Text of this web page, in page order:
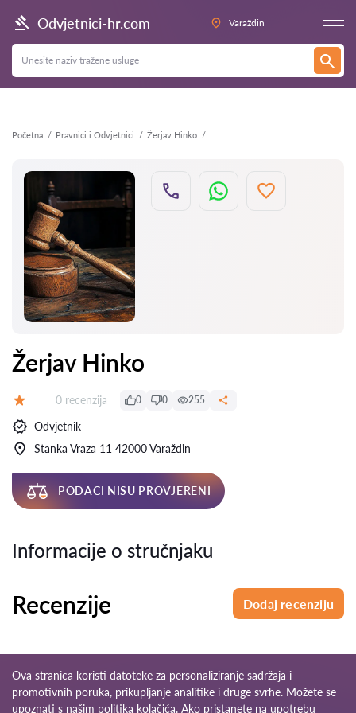
Odvjetnici-hr.com Varaždin
Početna Pravnici i Odvjetnici Žerjav Hinko
Natrag
Žerjav Hinko
Recenzija:
0 recenzija 0 0 255
Odvjetnik
Stanka Vraza 11 42000 Varaždin
PODACI NISU PROVJERENI
Informacije o stručnjaku
Recenzije Dodaj recenziju
Ova stranica koristi datoteke za personaliziranje sadržaja i
promotivnih poruka, prikupljanje analitike i druge svrhe. Možete se
upoznati s našim politika kolačića. Ako pristanete na upotrebu